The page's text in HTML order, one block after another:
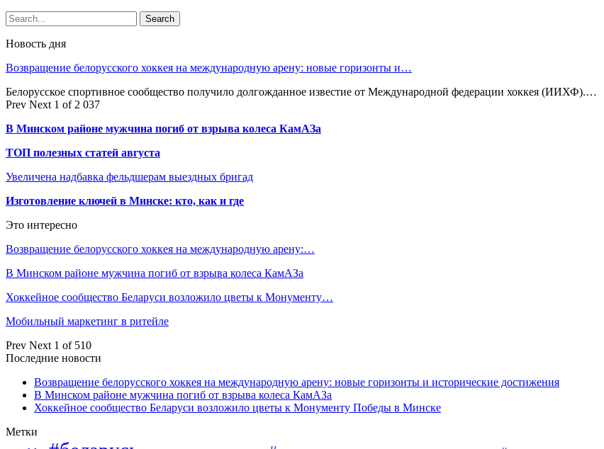
Новость дня
Возвращение белорусского хоккея на международную арену: новые горизонты и…
Белорусское спортивное сообщество получило долгожданное известие от Международной федерации хоккея (ИИХФ).…
Prev Next 1 of 2 037
В Минском районе мужчина погиб от взрыва колеса КамАЗа
ТОП полезных статей августа
Увеличена надбавка фельдшерам выездных бригад
Изготовление ключей в Минске: кто, как и где
Это интересно
Возвращение белорусского хоккея на международную арену:…
В Минском районе мужчина погиб от взрыва колеса КамАЗа
Хоккейное сообщество Беларуси возложило цветы к Монументу…
Мобильный маркетинг в ритейле
Prev Next 1 of 510
Последние новости
Возвращение белорусского хоккея на международную арену: новые горизонты и исторические достижения
В Минском районе мужчина погиб от взрыва колеса КамАЗа
Хоккейное сообщество Беларуси возложило цветы к Монументу Победы в Минске
Метки